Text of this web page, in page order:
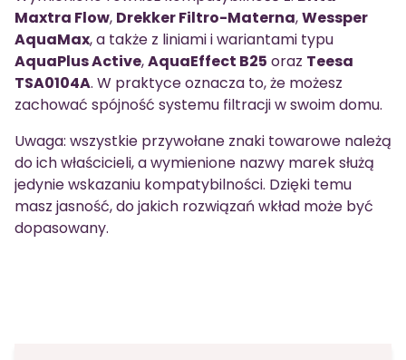
Maxtra Flow, Drekker Filtro-Materna,Wessper
AquaMax, a także z liniami i wariantami typu
AquaPlus Active,AquaEffect B25 oraz Teesa
TSA0104A. W praktyce oznacza to, że możesz
zachować spójność systemu filtracji w swoim domu.
Uwaga: wszystkie przywołane znaki towarowe należą
do ich właścicieli, a wymienione nazwy marek służą
jedynie wskazaniu kompatybilności. Dzięki temu
masz jasność, do jakich rozwiązań wkład może być
dopasowany.